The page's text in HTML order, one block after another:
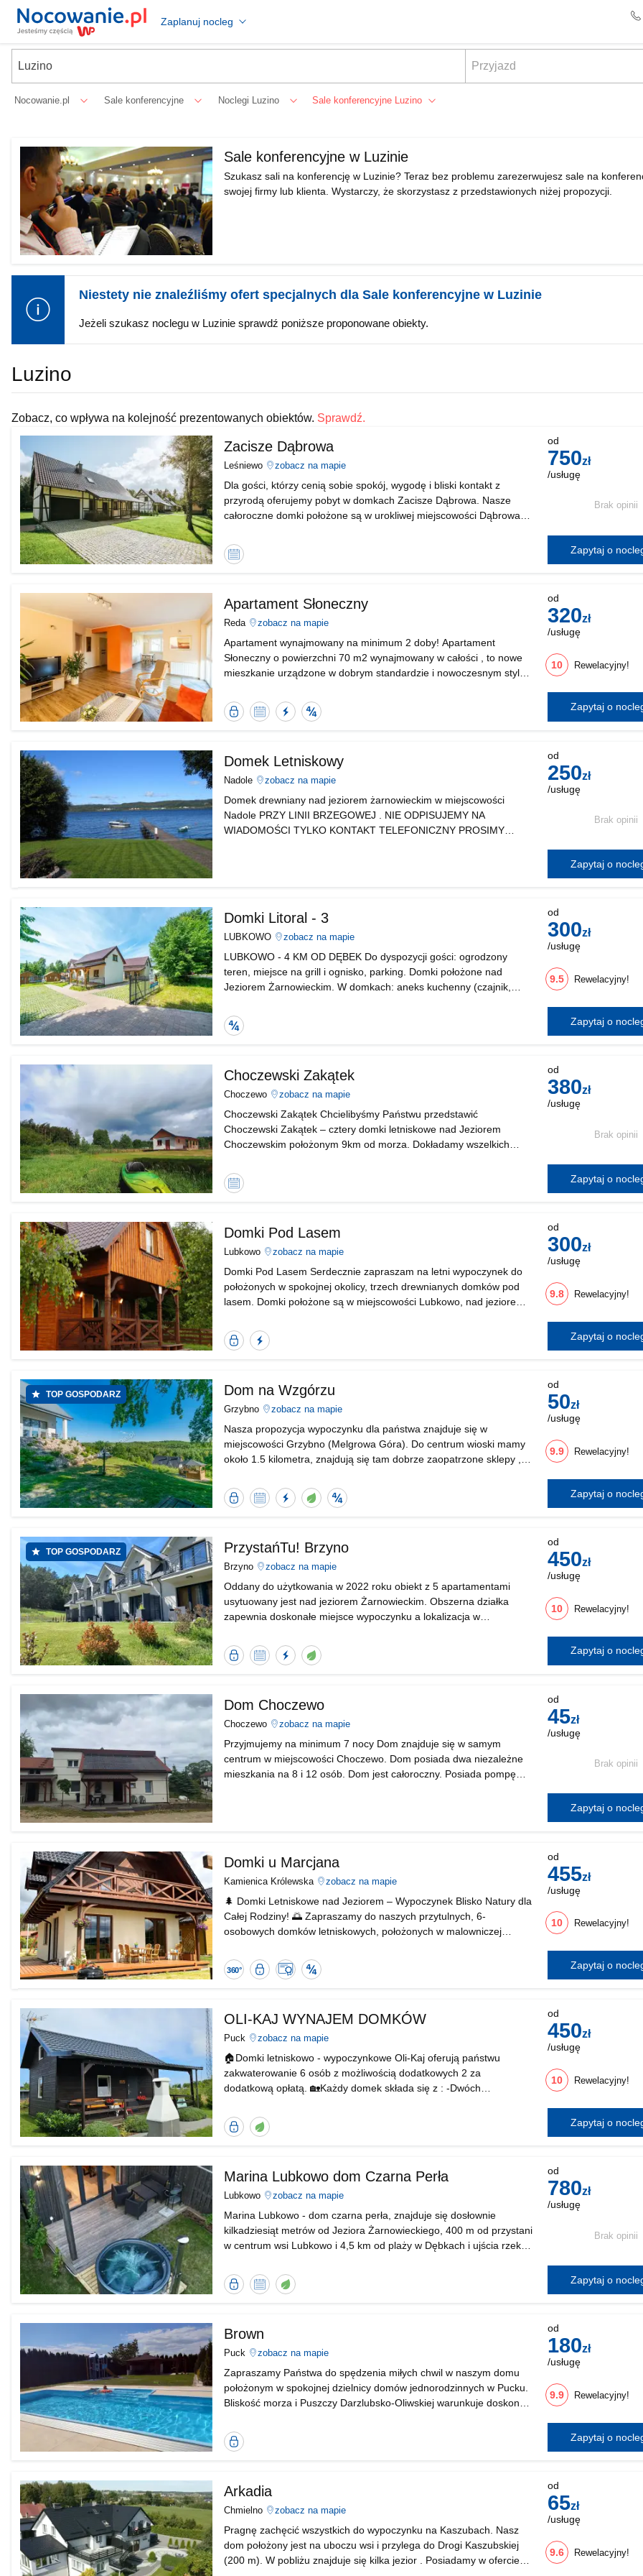
Zaplanuj nocleg
Nocowanie.pl Sale konferencyjne Noclegi Luzino Sale konferencyjne Luzino
Sale konferencyjne w Luzinie
Szukasz sali na konferencję w Luzinie? Teraz bez problemu zarezerwujesz sale na
swojej firmy lub klienta. Wystarczy, że skorzystasz z przedstawionych niżej propozycji.
Niestety nie znaleźliśmy ofert specjalnych dla Sale konferencyjne w Luzinie
Jeżeli szukasz noclegu w Luzinie sprawdź poniższe proponowane obiekty.
Luzino
Zobacz, co wpływa na kolejność prezentowanych obiektów. Sprawdź.
od
750zł
/usługę
Brak opinii
Zapytaj o
Zacisze Dąbrowa
Leśniewo zobacz na mapie
Dla gości, którzy cenią sobie spokój, wygodę i bliski kontakt z
przyrodą oferujemy pobyt w domkach Zacisze Dąbrowa. Nasze
całoroczne domki położone są w urokliwej miejscowości Dąbrowa w
niezliczone trasy rower
Kalendarz
od
320zł
/usługę
10 Rewelacyjny!
Zapytaj o
Apartament Słoneczny
Reda zobacz na mapie
Apartament wynajmowany na minimum 2 doby! Apartament
Słoneczny o powierzchni 70 m2 wynajmowany w całości , to nowe
mieszkanie urządzone w dobrym standardzie i nowoczesnym stylu.
m2,sypialnia z wyjściem na balkon po
Bezpieczna
KalendarzBłyskawicznie
Sprawdzony
od
250zł
/usługę
Brak opinii
Zapytaj o
Domek Letniskowy
Nadole zobacz na mapie
Domek drewniany nad jeziorem żarnowieckim w miejscowości
Nadole PRZY LINII BRZEGOWEJ . NIE ODPISUJEMY NA
WIADOMOŚCI TYLKO KONTAKT TELEFONICZNY PROSIMY
od
300zł
/usługę
9.5 Rewelacyjny!
Zapytaj o
Domki Litoral - 3
LUBKOWO zobacz na mapie
LUBKOWO - 4 KM OD DĘBEK Do dyspozycji gości: ogrodzony
teren, miejsce na grill i ognisko, parking. Domki położone nad
Jeziorem Żarnowieckim. W domkach: aneks kuchenny (czajnik,
4 osobowy 2 domki 6 osobowe
Sprawdzony
od
380zł
/usługę
Brak opinii
Zapytaj o
Choczewski Zakątek
Choczewo zobacz na mapie
Choczewski Zakątek Chcielibyśmy Państwu przedstawić
Choczewski Zakątek – cztery domki letniskowe nad Jeziorem
Choczewskim położonym 9km od morza. Dokładamy wszelkich
zamierzony. Choczewski Zakątek powstał z
Kalendarz
od
300zł
/usługę
9.8 Rewelacyjny!
Zapytaj o
Domki Pod Lasem
Lubkowo zobacz na mapie
Domki Pod Lasem Serdecznie zapraszam na letni wypoczynek do
położonych w spokojnej okolicy, trzech drewnianych domków pod
lasem. Domki położone są w miejscowości Lubkowo, nad jeziorem
(ok. 8 km). To ide
BezpiecznaBłyskawicznie
TOP GOSPODARZ
od
50zł
/usługę
9.9 Rewelacyjny!
Zapytaj o
Dom na Wzgórzu
Grzybno zobacz na mapie
Nasza propozycja wypoczynku dla państwa znajduje się w
miejscowości Grzybno (Melgrowa Góra). Do centrum wioski mamy
około 1.5 kilometra, znajdują się tam dobrze zaopatrzone sklepy ,
znajdziemy liczne
Bezpieczna
KalendarzBłyskawicznie
ObiektSprawdzony
TOP GOSPODARZ
od
450zł
/usługę
10 Rewelacyjny!
Zapytaj o
PrzystańTu! Brzyno
Brzyno zobacz na mapie
Oddany do użytkowania w 2022 roku obiekt z 5 apartamentami
usytuowany jest nad jeziorem Żarnowieckim. Obszerna działka
zapewnia doskonałe miejsce wypoczynku a lokalizacja w
atrakcyjna dla amatorów żeglarstwa,
Bezpieczna
KalendarzBłyskawicznie
Obiekt
od
45zł
/usługę
Brak opinii
Zapytaj o
Dom Choczewo
Choczewo zobacz na mapie
Przyjmujemy na minimum 7 nocy Dom znajduje się w samym
centrum w miejscowości Choczewo. Dom posiada dwa niezależne
mieszkania na 8 i 12 osób. Dom jest całoroczny. Posiada pompę
od
455zł
/usługę
10 Rewelacyjny!
Zapytaj o
Domki u Marcjana
Kamienica Królewska zobacz na mapie
🌲 Domki Letniskowe nad Jeziorem – Wypoczynek Blisko Natury dla
Całej Rodziny! 🌅 Zapraszamy do naszych przytulnych, 6-
osobowych domków letniskowych, położonych w malowniczej
i pomostem. To idealne miejsce
WirtualnyBezpieczna
Certyfikat
-
"Obiekt
Bezpieczny
Higienicznie"
Sprawdzony
od
450zł
/usługę
10 Rewelacyjny!
Zapytaj o
OLI-KAJ WYNAJEM DOMKÓW
Puck zobacz na mapie
🏠Domki letniskowo - wypoczynkowe Oli-Kaj oferują państwu
zakwaterowanie 6 osób z możliwością dodatkowych 2 za
dodatkową opłatą. 🏡Każdy domek składa się z : -Dwóch
z rozkładana rogówka i telewizorem -Sypial
Bezpieczna
Obiekt
od
780zł
/usługę
Brak opinii
Zapytaj o
Marina Lubkowo dom Czarna Perła
Lubkowo zobacz na mapie
Marina Lubkowo - dom czarna perła, znajduje się dosłownie
kilkadziesiąt metrów od Jeziora Żarnowieckiego, 400 m od przystani
w centrum wsi Lubkowo i 4,5 km od plaży w Dębkach i ujścia rzeki
zachodnich wiatrów !
Bezpieczna
Kalendarz
Obiekt
od
180zł
/usługę
9.9 Rewelacyjny!
Zapytaj o
Brown
Puck zobacz na mapie
Zapraszamy Państwa do spędzenia miłych chwil w naszym domu
położonym w spokojnej dzielnicy domów jednorodzinnych w Pucku.
Bliskość morza i Puszczy Darzlubsko-Oliwskiej warunkuje doskonały
odpoczynek nad m
Bezpieczna
od
65zł
/usługę
9.6 Rewelacyjny!
Arkadia
Chmielno zobacz na mapie
Pragnę zachęcić wszystkich do wypoczynku na Kaszubach. Nasz
dom położony jest na uboczu wsi i przylega do Drogi Kaszubskiej
(200 m). W pobliżu znajduje się kilka jezior . Posiadamy w ofercie